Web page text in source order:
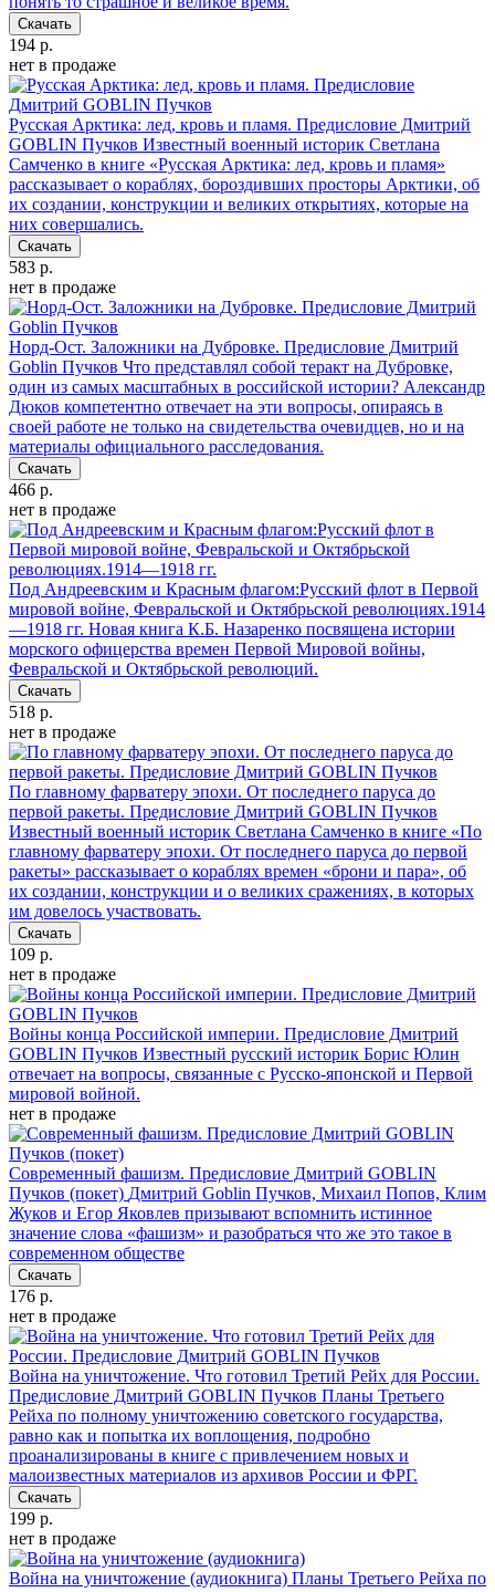
Скачать
194 р.
нет в продаже
Русская Арктика: лед, кровь и пламя. Предисловие Дмитрий
GOBLIN Пучков Известный военный историк Светлана
Самченко в книге «Русская Арктика: лед, кровь и пламя»
рассказывает о кораблях, бороздивших просторы Арктики, об
их создании, конструкции и великих открытиях, которые на
них совершались.
Скачать
583 р.
нет в продаже
Норд-Ост. Заложники на Дубровке. Предисловие Дмитрий
Goblin Пучков Что представлял собой теракт на Дубровке,
один из самых масштабных в российской истории? Александр
Дюков компетентно отвечает на эти вопросы, опираясь в
своей работе не только на свидетельства очевидцев, но и на
материалы официального расследования.
Скачать
466 р.
нет в продаже
Под Андреевским и Красным флагом:Русский флот в Первой
мировой войне, Февральской и Октябрьской революциях.1914
—1918 гг. Новая книга К.Б. Назаренко посвящена истории
морского офицерства времен Первой Мировой войны,
Февральской и Октябрьской революций.
Скачать
518 р.
нет в продаже
По главному фарватеру эпохи. От последнего паруса до
первой ракеты. Предисловие Дмитрий GOBLIN Пучков
Известный военный историк Светлана Самченко в книге «По
главному фарватеру эпохи. От последнего паруса до первой
ракеты» рассказывает о кораблях времен «брони и пара», об
их создании, конструкции и о великих сражениях, в которых
им довелось участвовать.
Скачать
109 р.
нет в продаже
Войны конца Российской империи. Предисловие Дмитрий
GOBLIN Пучков Известный русский историк Борис Юлин
отвечает на вопросы, связанные с Русско-японской и Первой
мировой войной.
нет в продаже
Современный фашизм. Предисловие Дмитрий GOBLIN
Пучков (покет) Дмитрий Goblin Пучков, Михаил Попов, Клим
Жуков и Егор Яковлев призывают вспомнить истинное
значение слова «фашизм» и разобраться что же это такое в
современном обществе
Скачать
176 р.
нет в продаже
Война на уничтожение. Что готовил Третий Рейх для России.
Предисловие Дмитрий GOBLIN Пучков Планы Третьего
Рейха по полному уничтожению советского государства,
равно как и попытка их воплощения, подробно
проанализированы в книге с привлечением новых и
малоизвестных материалов из архивов России и ФРГ.
Скачать
199 р.
нет в продаже
Война на уничтожение (аудиокнига) Планы Третьего Рейха по